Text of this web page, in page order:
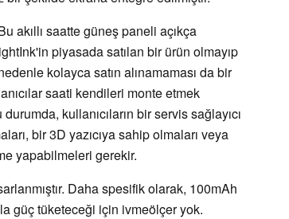
akıllı saatte güneş paneli açıkça
piyasada satılan bir ürün olmayıp
kolayca satın alınamaması da bir
saati kendileri monte etmek
kullanıcıların bir servis sağlayıcı
bir 3D yazıcıya sahip olmaları veya
yapabilmeleri gerekir.
Daha spesifik olarak, 100mAh
güç tüketeceği için ivmeölçer yok.